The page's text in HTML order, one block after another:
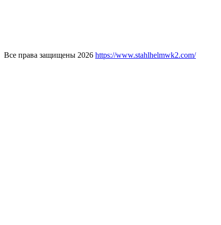
Все права защищены 2026 https://www.stahlhelmwk2.com/